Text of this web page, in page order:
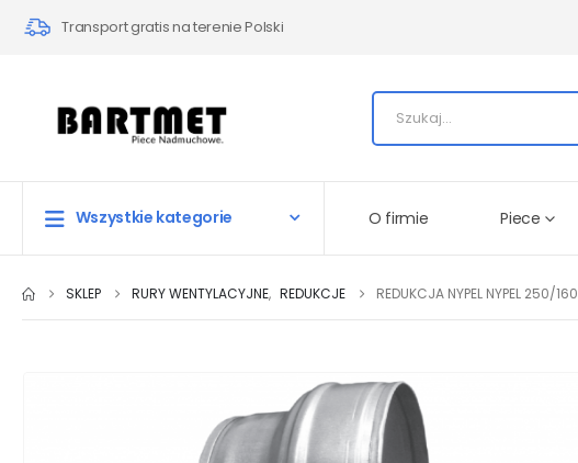
Transport gratis na terenie Polski
Wszystkie kategorie O firmie Piece
SKLEP RURY WENTYLACYJNE, REDUKCJE REDUKCJA NYPEL NYPEL 250/160